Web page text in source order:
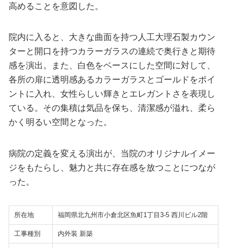
高めることを意図した。
院内に入ると、大きな曲面を持つ人工大理石製カウン
ターと開口を持つカラーガラスの連続で奥行きと期待
感を演出。また、白色をベースにした空間に対して、
各所の扉に透明感あるカラーガラスとゴールドをポイ
ントに入れ、女性らしい輝きとエレガントさを表現し
ている。その集積は気品を保ち、清潔感が溢れ、柔ら
かく明るい空間となった。
病院の定義を変える演出が、当院のオリジナルイメー
ジをもたらし、魅力と共に存在感を放つことにつなが
った。
所在地 福岡県北九州市小倉北区魚町1丁目3-5 西川ビル2階
工事種別 内外装 新築